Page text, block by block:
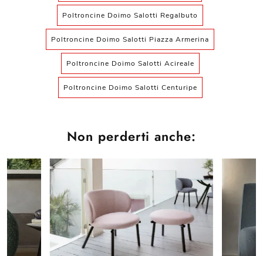
Poltroncine Doimo Salotti Regalbuto
Poltroncine Doimo Salotti Piazza Armerina
Poltroncine Doimo Salotti Acireale
Poltroncine Doimo Salotti Centuripe
Non perderti anche: